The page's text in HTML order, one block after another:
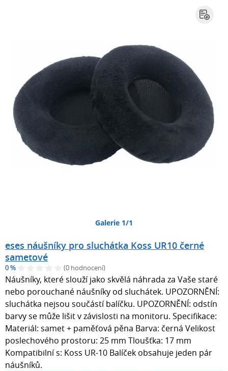
Galerie 1/1
eses náušníky pro sluchátka Koss UR10 černé
sametové
0 % (0 hodnocení)
Náušníky, které slouží jako skvělá náhrada za Vaše staré
nebo porouchané náušníky od sluchátek. UPOZORNĚNÍ:
sluchátka nejsou součástí balíčku. UPOZORNĚNÍ: odstín
barvy se může lišit v závislosti na monitoru. Specifikace:
Materiál: samet + paměťová pěna Barva: černá Velikost
poslechového prostoru: 25 mm Tloušťka: 17 mm
Kompatibilní s: Koss UR-10 Balíček obsahuje jeden pár
náušníků.